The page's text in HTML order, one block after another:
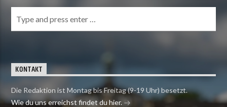
KONTAKT
Die Redaktion ist Montag bis Freitag (9-19 Uhr) besetzt.
Wie du uns erreichst findet du hier.